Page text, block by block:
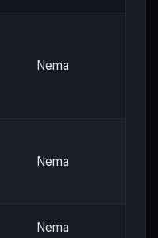
Nema
Nema
Nema